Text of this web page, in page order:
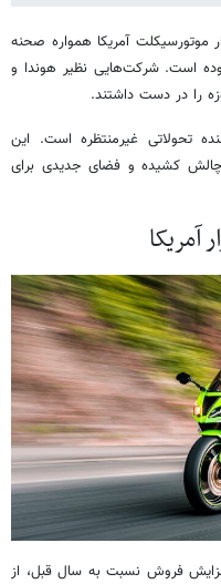
موتورسیکلت آمریکا همواره صحنه
است. شرکت‌هایی نظیر هوندا و
را در دست داشتند.
تحولاتی غیرمنتظره است. این
چالش کشیده و فضای جدیدی برای
آمریکا
کاوازاکی با ۱۴ درصد افزایش فروش نسبت به سال قبل، از